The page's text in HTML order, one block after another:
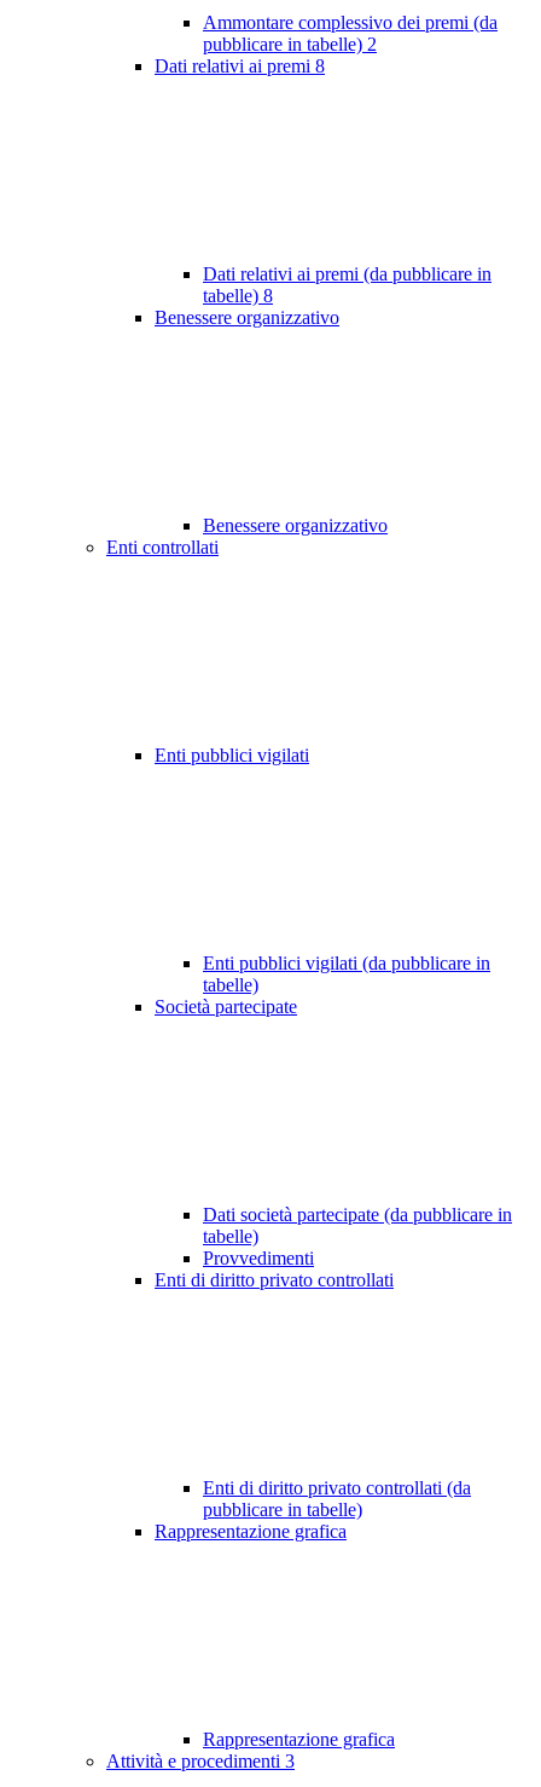
Ammontare complessivo dei premi (da
pubblicare in tabelle) 2
Dati relativi ai premi 8
Dati relativi ai premi (da pubblicare in
tabelle) 8
Benessere organizzativo
Benessere organizzativo
Enti controllati
Enti pubblici vigilati
Enti pubblici vigilati (da pubblicare in
tabelle)
Società partecipate
Dati società partecipate (da pubblicare in
tabelle)
Provvedimenti
Enti di diritto privato controllati
Enti di diritto privato controllati (da
pubblicare in tabelle)
Rappresentazione grafica
Rappresentazione grafica
Attività e procedimenti 3